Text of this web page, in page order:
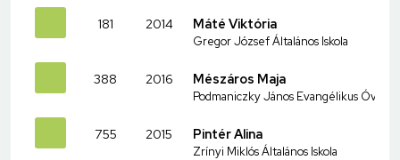
181 2014 Máté Viktória
Gregor József Általános Iskola
388 2016 Mészáros Maja
Podmaniczky János Evangélikus Óvoda
755 2015 Pintér Alina
Zrínyi Miklós Általános Iskola